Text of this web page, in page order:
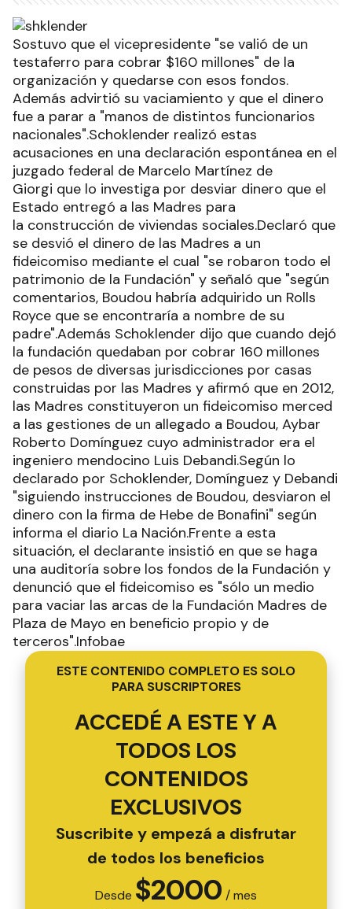
Sostuvo que el vicepresidente "se valió de un
testaferro para cobrar $160 millones" de la
organización y quedarse con esos fondos.
Además advirtió su vaciamiento y que el dinero
fue a parar a "manos de distintos funcionarios
nacionales".Schoklender realizó estas
acusaciones en una declaración espontánea en el
juzgado federal de Marcelo Martínez de
Giorgi que lo investiga por desviar dinero que el
Estado entregó a las Madres para
la construcción de viviendas sociales.Declaró que
se desvió el dinero de las Madres a un
fideicomiso mediante el cual "se robaron todo el
patrimonio de la Fundación" y señaló que "según
comentarios, Boudou habría adquirido un Rolls
Royce que se encontraría a nombre de su
padre".Además Schoklender dijo que cuando dejó
la fundación quedaban por cobrar 160 millones
de pesos de diversas jurisdicciones por casas
construidas por las Madres y afirmó que en 2012,
las Madres constituyeron un fideicomiso merced
a las gestiones de un allegado a Boudou, Aybar
Roberto Domínguez cuyo administrador era el
ingeniero mendocino Luis Debandi.Según lo
declarado por Schoklender, Domínguez y Debandi
"siguiendo instrucciones de Boudou, desviaron el
dinero con la firma de Hebe de Bonafini" según
informa el diario La Nación.Frente a esta
situación, el declarante insistió en que se haga
una auditoría sobre los fondos de la Fundación y
denunció que el fideicomiso es "sólo un medio
para vaciar las arcas de la Fundación Madres de
Plaza de Mayo en beneficio propio y de
terceros".Infobae
ESTE CONTENIDO COMPLETO ES SOLO
PARA SUSCRIPTORES
ACCEDÉ A ESTE Y A
TODOS LOS
CONTENIDOS
EXCLUSIVOS
Suscribite y empezá a disfrutar
de todos los beneficios
Desde $2000 / mes